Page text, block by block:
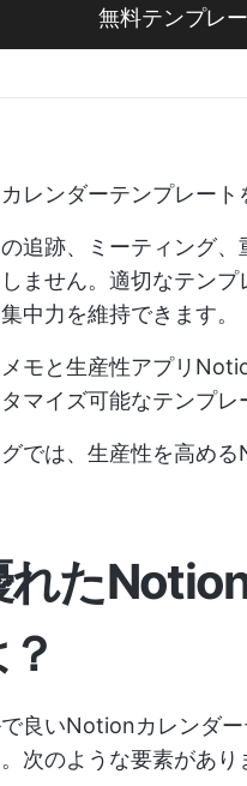
無料テンプレ
レンダーテンプレート
追跡、ミーティング
ません。適切なテン
中力を維持できます。
モと生産性アプリ
マイズ可能なテンプレ
では、生産性を高め
た
良いNotionカレンダ
次のような要素があり